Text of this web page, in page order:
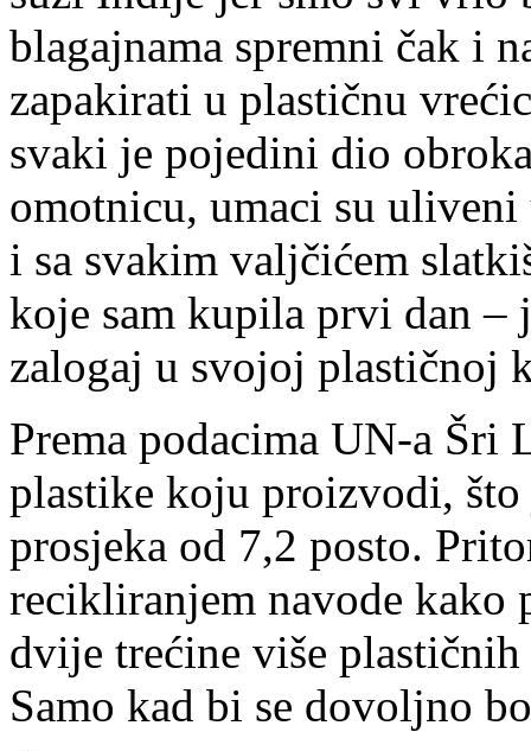
blagajnama spremni čak i
zapakirati u plastičnu
svaki je pojedini dio
omotnicu, umaci su
i sa svakim valjčićem
koje sam kupila prvi dan –
zalogaj u svojoj plastičnoj
Prema podacima UN-a Šri
plastike koju proizvodi, što
prosjeka od 7,2 posto.
recikliranjem navode kako
dvije trećine više
Samo kad bi se dovoljno